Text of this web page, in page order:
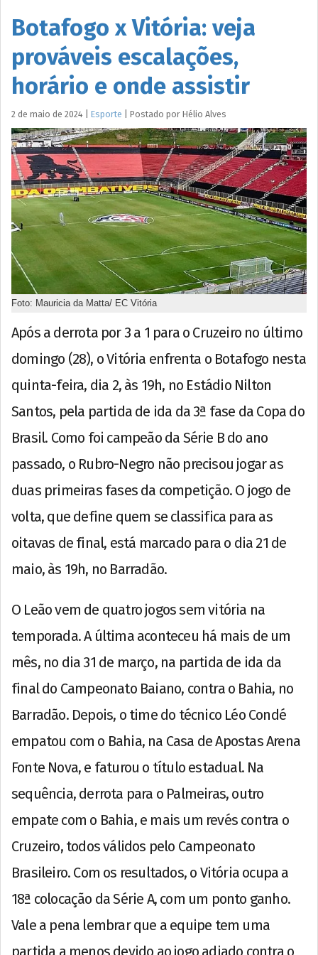
Botafogo x Vitória: veja
prováveis escalações,
horário e onde assistir
2 de maio de 2024 Esporte Postado por Hélio Alves
Foto: Mauricia da Matta/ EC Vitória
Após a derrota por 3 a 1 para o Cruzeiro no último
domingo (28), o Vitória enfrenta o Botafogo nesta
quinta-feira, dia 2, às 19h, no Estádio Nilton
Santos, pela partida de ida da 3ª fase da Copa do
Brasil. Como foi campeão da Série B do ano
passado, o Rubro-Negro não precisou jogar as
duas primeiras fases da competição. O jogo de
volta, que define quem se classifica para as
oitavas de final, está marcado para o dia 21 de
maio, às 19h, no Barradão.
O Leão vem de quatro jogos sem vitória na
temporada. A última aconteceu há mais de um
mês, no dia 31 de março, na partida de ida da
final do Campeonato Baiano, contra o Bahia, no
Barradão. Depois, o time do técnico Léo Condé
empatou com o Bahia, na Casa de Apostas Arena
Fonte Nova, e faturou o título estadual. Na
sequência, derrota para o Palmeiras, outro
empate com o Bahia, e mais um revés contra o
Cruzeiro, todos válidos pelo Campeonato
Brasileiro. Com os resultados, o Vitória ocupa a
18ª colocação da Série A, com um ponto ganho.
Vale a pena lembrar que a equipe tem uma
partida a menos devido ao jogo adiado contra o